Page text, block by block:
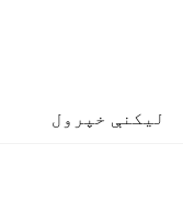
لیکنې خپرول